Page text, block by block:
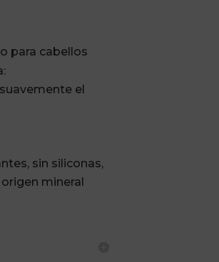
para cabellos
el
sin siliconas,
mineral